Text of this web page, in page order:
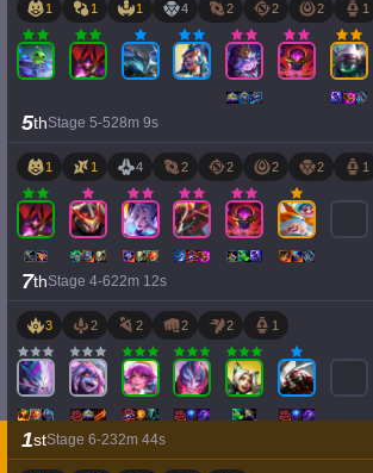
1 1 1 4 2 2 2 1
5thStage 5-528m 9s
1 1 4 2 2 2 2 1
7thStage 4-622m 12s
3 2 2 2 2 1
1stStage 6-232m 44s